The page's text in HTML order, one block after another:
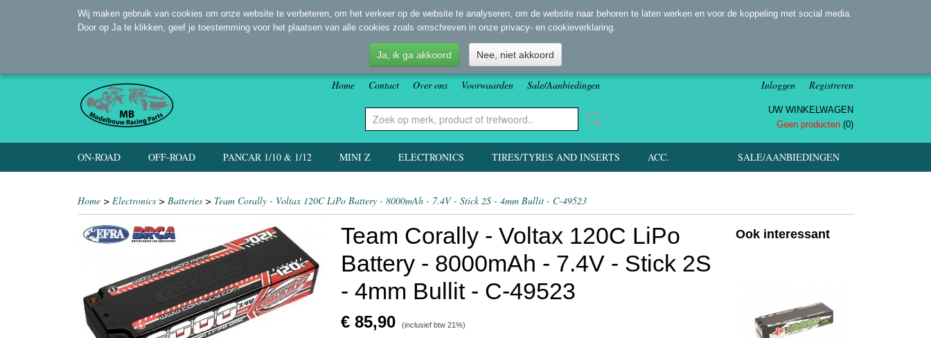
Home Contact Over ons Voorwaarden Sale/Aanbiedingen Inloggen Registreren
UW WINKELWAGEN
Geen producten (0)
SALE/AANBIEDINGEN
ON-ROAD OFF-ROAD PANCAR 1/10 & 1/12 MINI Z ELECTRONICS TIRES/TYRES AND INSERTS ACC.
Home > Electronics > Batteries > Team Corally - Voltax 120C LiPo Battery - 8000mAh - 7.4V - Stick 2S - 4mm Bullit - C-49523
Team Corally - Voltax 120C LiPo
Battery - 8000mAh - 7.4V - Stick 2S
- 4mm Bullit - C-49523
€ 85,90 (inclusief btw 21%)
Ook interessant
Wij maken gebruik van cookies om onze website te verbeteren, om het verkeer op de website te analyseren, om de website naar behoren te laten werken en voor de koppeling met social media.
Door op Ja te klikken, geef je toestemming voor het plaatsen van alle cookies zoals omschreven in onze privacy- en cookieverklaring.
Ja, ik ga akkoord Nee, niet akkoord